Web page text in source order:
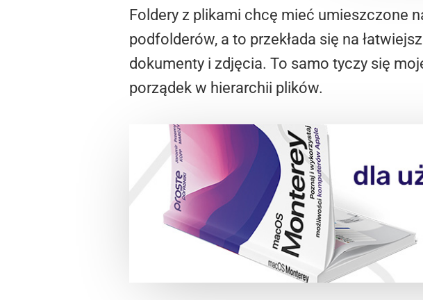
Foldery z plikami chcę mieć umieszczone
podfolderów, a to przekłada się na
dokumenty i zdjęcia. To samo tyczy się
porządek w hierarchii plików.